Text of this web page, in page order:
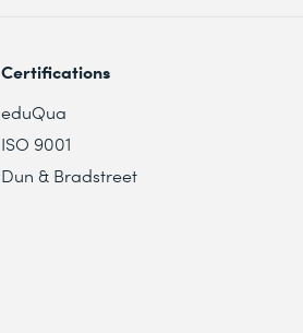
Certifications
eduQua
ISO 9001
Dun & Bradstreet